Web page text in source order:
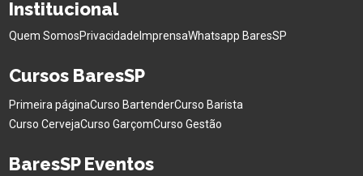
Institucional
Quem SomosPrivacidade ImprensaWhatsapp BaresSP
Cursos BaresSP
Primeira páginaCurso BartenderCurso Barista
Curso CervejaCurso GarçomCurso Gestão
BaresSP Eventos